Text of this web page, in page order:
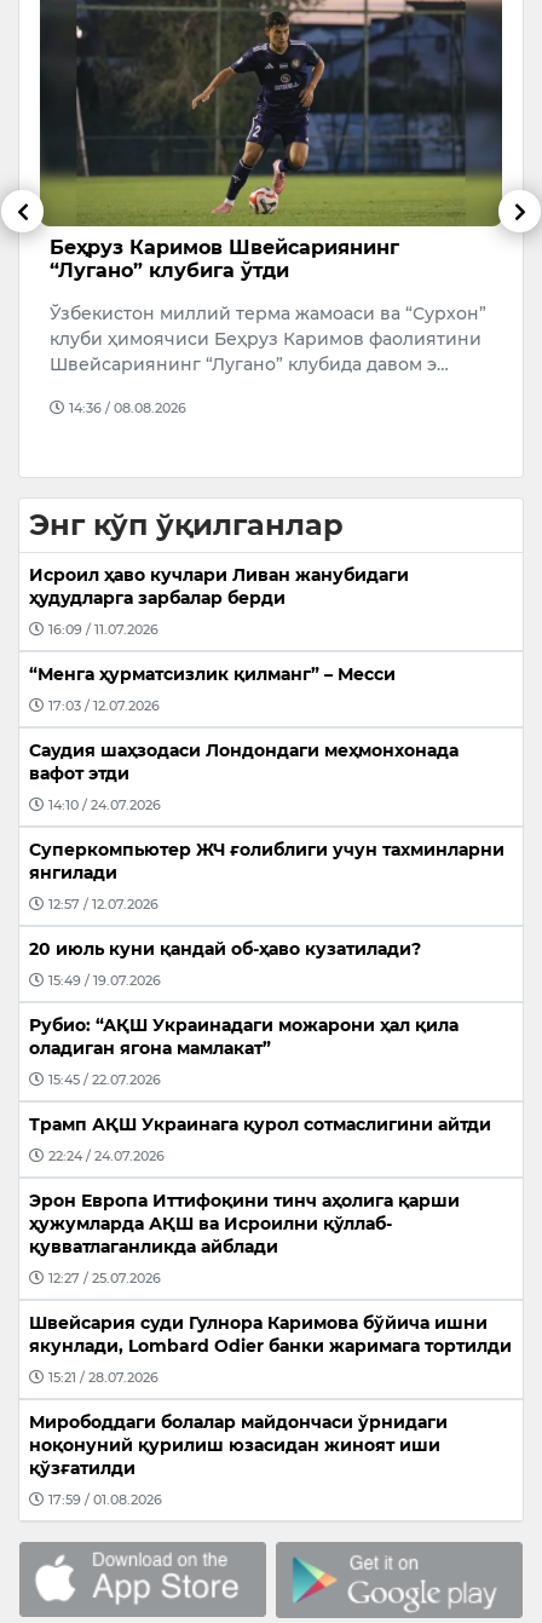
Беҳруз Каримов Швейсариянинг
“Лугано” клубига ўтди
Ўзбекистон миллий терма жамоаси ва “Сурхон”
клуби ҳимоячиси Беҳруз Каримов фаолиятини
Швейсариянинг “Лугано” клубида давом э…
14:36 / 08.08.2026
Энг кўп ўқилганлар
Исроил ҳаво кучлари Ливан жанубидаги
ҳудудларга зарбалар берди
16:09 / 11.07.2026
“Менга ҳурматсизлик қилманг” – Месси
17:03 / 12.07.2026
Саудия шаҳзодаси Лондондаги меҳмонхонада
вафот этди
14:10 / 24.07.2026
Суперкомпьютер ЖЧ ғолиблиги учун тахминларни
янгилади
12:57 / 12.07.2026
20 июль куни қандай об-ҳаво кузатилади?
15:49 / 19.07.2026
Рубио: “АҚШ Украинадаги можарони ҳал қила
оладиган ягона мамлакат”
15:45 / 22.07.2026
Трамп АҚШ Украинага қурол сотмаслигини айтди
22:24 / 24.07.2026
Эрон Европа Иттифоқини тинч аҳолига қарши
ҳужумларда АҚШ ва Исроилни қўллаб-
қувватлаганликда айблади
12:27 / 25.07.2026
Швейсария суди Гулнора Каримова бўйича ишни
якунлади, Lombard Odier банки жаримага тортилди
15:21 / 28.07.2026
Мирободдаги болалар майдончаси ўрнидаги
ноқонуний қурилиш юзасидан жиноят иши
қўзғатилди
17:59 / 01.08.2026